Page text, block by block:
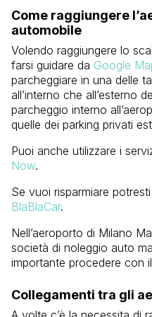
Come raggiungere
automobile
Volendo raggiungere lo
farsi guidare da Google
parcheggiare in una delle
all’interno che all’esterno
parcheggio interno
quelle dei parking privati
Puoi anche utilizzare i
Now.
Se vuoi risparmiare
BlaBlaCar.
Nell’aeroporto di Milano
società di noleggio auto
importante procedere con
Collegamenti tra gli